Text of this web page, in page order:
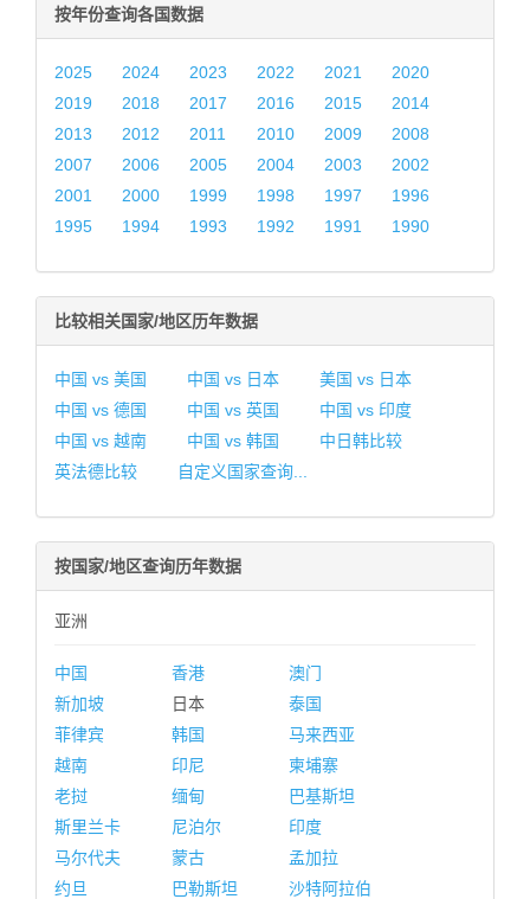
按年份查询各国数据
2025 2024 2023 2022 2021
2020
2019
2018 2017 2016 2015
2014
2013
2012 2011 2010 2009
2008
2007
2006 2005 2004 2003
2002
2001
2000 1999 1998 1997
1996
1995
1994 1993 1992 1991 1990
比较相关国家/地区历年数据
中国 vs 美国 中国 vs 日本
美国 vs 日本
中国 vs 德国
中国 vs 英国
中国 vs 印度
中国 vs 越南
中国 vs 韩国
中日韩比较
英法德比较
自定义国家查询...
按国家/地区查询历年数据
亚洲
中国 香港
澳门
新加坡
日本
泰国
菲律宾
韩国
马来西亚
越南
印尼
柬埔寨
老挝
缅甸
巴基斯坦
斯里兰卡
尼泊尔
印度
马尔代夫
蒙古
孟加拉
约旦
巴勒斯坦
沙特阿拉伯